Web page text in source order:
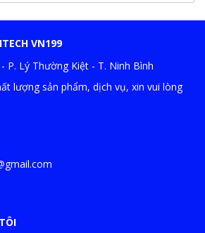
VN199
P. Lý Thường Kiệt - T. Ninh Bình
lượng sản phẩm, dịch vụ, xin vui lòng